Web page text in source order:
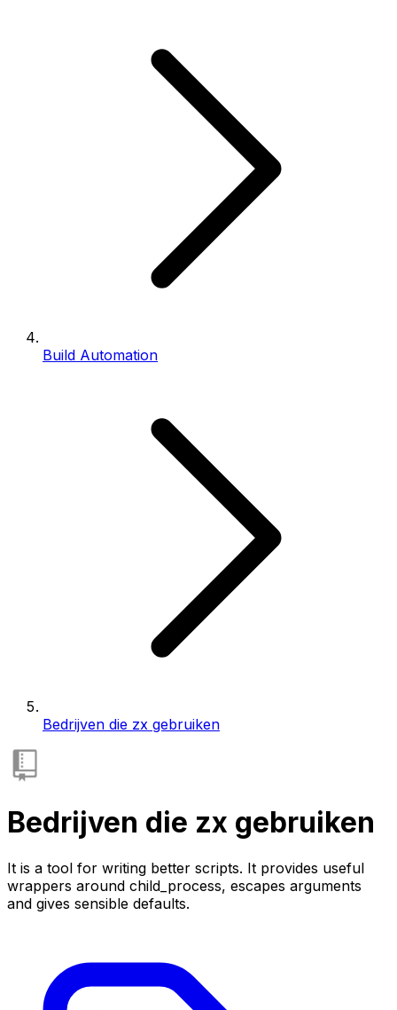
Build Automation
Bedrijven die zx gebruiken
Bedrijven die zx gebruiken
It is a tool for writing better scripts. It provides useful
wrappers around child_process, escapes arguments
and gives sensible defaults.